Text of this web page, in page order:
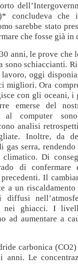
concludeva che
sarebbe stato
che fosse già in
anni, le prove che
schiaccianti.
oggi
migliori. Ora
con gli oceani,
emerse del
al computer sono
analisi
Inoltre, da
gas serra,
Di
di confermare
Il
a un
diffusi
nei ghiacci. I
ad aumentare a
carbonica
Le